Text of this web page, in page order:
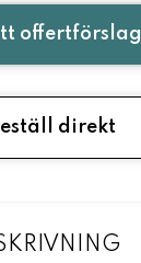
offertförslag
direkt